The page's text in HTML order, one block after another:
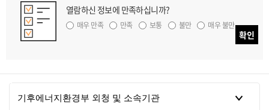
열람하신 정보에 만족하십니까?
매우 만족 만족 보통 불만 매우 불만
확인